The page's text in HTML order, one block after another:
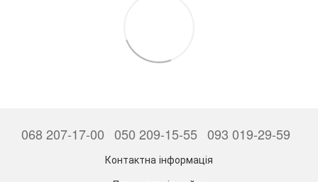
068 207-17-00 050 209-15-55 093 019-29-59
Контактна інформація